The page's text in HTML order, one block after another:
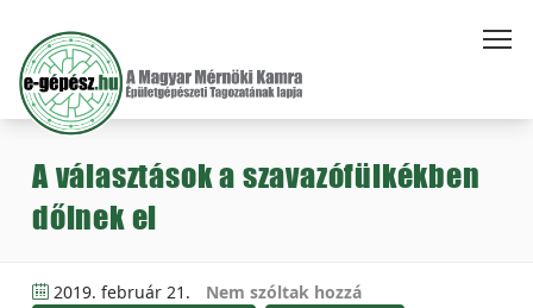
A választások a szavazófülkékben
dőlnek el
2019. február 21.
Nem szóltak hozzá